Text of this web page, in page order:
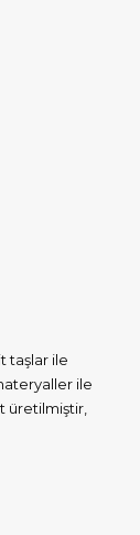
taşlar ile
ile
üretilmiştir,